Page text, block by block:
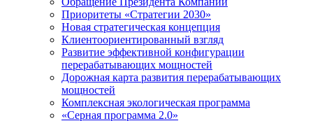
Приоритеты «Стратегии 2030»
Новая стратегическая концепция
Клиентоориентированный взгляд
Развитие эффективной конфигурации
перерабатывающих мощностей
Дорожная карта развития перерабатывающих
мощностей
Комплексная экологическая программа
«Серная программа 2.0»